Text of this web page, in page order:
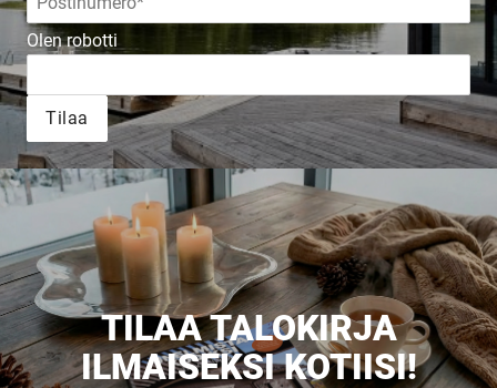
Olen robotti
Tilaa
TILAA TALOKIRJA
ILMAISEKSI KOTIISI!
Tilaa esite